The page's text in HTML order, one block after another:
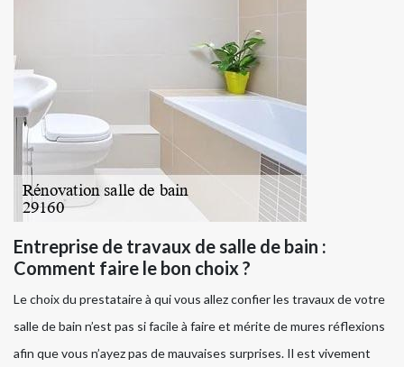
Entreprise de travaux de salle de bain :
Comment faire le bon choix ?
Le choix du prestataire à qui vous allez confier les travaux de votre
salle de bain n’est pas si facile à faire et mérite de mures réflexions
afin que vous n’ayez pas de mauvaises surprises. Il est vivement